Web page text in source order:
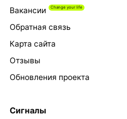
Вакансии
Обратная связь
Карта сайта
Отзывы
Обновления проекта
Сигналы